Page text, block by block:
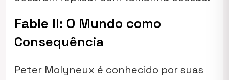
Fable II: O Mundo como
Consequência
Peter Molyneux é conhecido por suas